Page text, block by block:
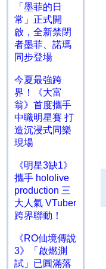
「墨菲的日
常」正式開
啟，全新禁閉
者墨菲、諾瑪
同步登場
今夏最強跨
界！《大富
翁》首度攜手
中職明星賽 打
造沉浸式同樂
現場
《明星3缺1》
攜手 hololive
production 三
大人氣 VTuber
跨界聯動！
《RO仙境傳說
3》「啟燃測
試」已圓滿落